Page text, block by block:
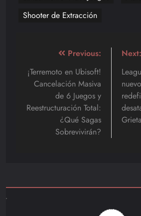
Shooter de Extracción
Navegación
de
entradas
Previous:
¡Terremoto en Ubisoft!
Cancelación Masiva
de 6 Juegos y
Reestructuración Total:
¿Qué Sagas
Sobrevivirán?
Next: